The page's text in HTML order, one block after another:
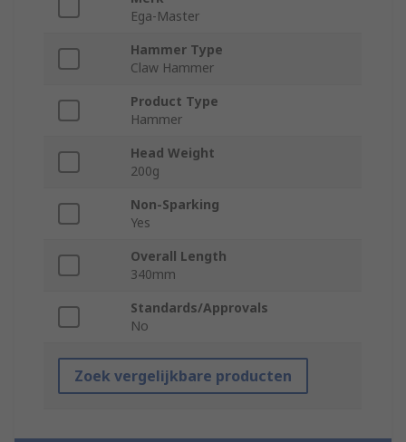
Ega-Master
Hammer Type
Claw Hammer
Product Type
Hammer
Head Weight
200g
Non-Sparking
Yes
Overall Length
340mm
Standards/Approvals
No
Zoek vergelijkbare producten